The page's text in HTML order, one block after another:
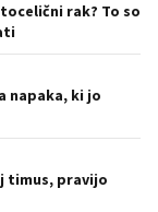
rak? To so
napaka, ki jo
timus, pravijo